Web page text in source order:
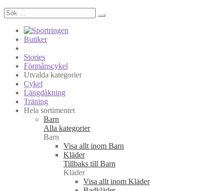
Sök
efter:
Butiker
Stories
Förmånscykel
Utvalda kategorier
Cykel
Längdåkning
Träning
Hela sortimentet
Barn
Alla kategorier
Barn
Visa allt inom Barn
Kläder
Tillbaks till Barn
Kläder
Visa allt inom Kläder